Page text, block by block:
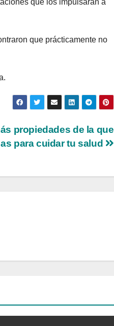
que los impulsaran a
que prácticamente no
propiedades de la que
para cuidar tu salud